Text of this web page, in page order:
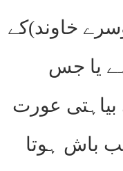
خاوند)کے
یا جس
بیاہتی عورت
باش ہوتا